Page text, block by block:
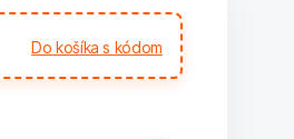
Do košíka s kódom